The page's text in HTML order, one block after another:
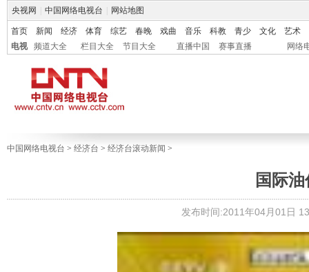
央视网 中国网络电视台 网站地图
首页 新闻 经济 体育 综艺 春晚 戏曲 音乐 科教 青少 文化
艺术
电视
频道大全 栏目大全 节目大全 直播中国 赛事直播 网络
中国网络电视台 > 经济台 > 经济台滚动新闻 >
国际
发布时间:2011年04月01日